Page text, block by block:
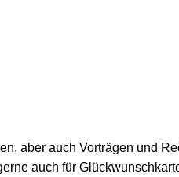
aber auch Vorträgen und
auch für